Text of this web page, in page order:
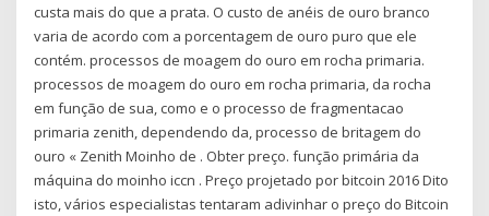
custa mais do que a prata. O custo de anéis de ouro branco
varia de acordo com a porcentagem de ouro puro que ele
contém. processos de moagem do ouro em rocha primaria.
processos de moagem do ouro em rocha primaria, da rocha
em função de sua, como e o processo de fragmentacao
primaria zenith, dependendo da, processo de britagem do
ouro « Zenith Moinho de . Obter preço. função primária da
máquina do moinho iccn . Preço projetado por bitcoin 2016 Dito
isto, vários especialistas tentaram adivinhar o preço do Bitcoin